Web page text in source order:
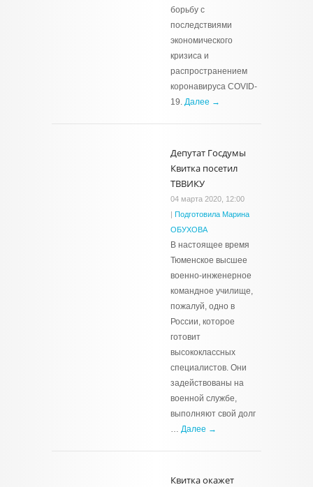
борьбу с
последствиями
экономического
кризиса и
распространением
коронавируса COVID-
19. Далее →
Депутат Госдумы
Квитка посетил
ТВВИКУ
04 марта 2020, 12:00
| Подготовила Марина
ОБУХОВА
В настоящее время
Тюменское высшее
военно-инженерное
командное училище,
пожалуй, одно в
России, которое
готовит
высококлассных
специалистов. Они
задействованы на
военной службе,
выполняют свой долг
… Далее →
Квитка окажет